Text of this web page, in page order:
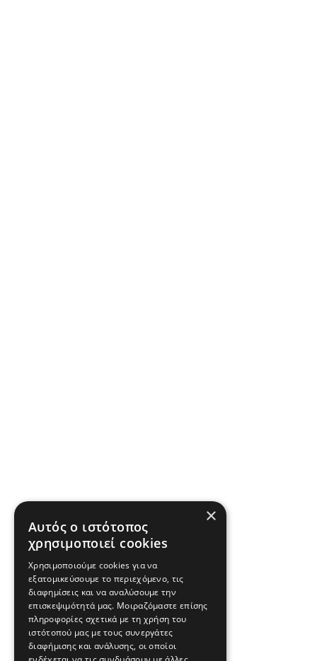
×
Αυτός ο ιστότοπος
χρησιμοποιεί cookies
Χρησιμοποιούμε cookies για να
εξατομικεύσουμε το περιεχόμενο, τις
διαφημίσεις και να αναλύσουμε την
επισκεψιμότητά μας. Μοιραζόμαστε επίσης
πληροφορίες σχετικά με τη χρήση του
ιστότοπού μας με τους συνεργάτες
διαφήμισης και ανάλυσης, οι οποίοι